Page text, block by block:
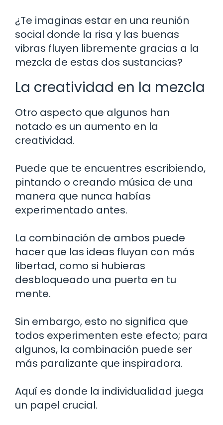
¿Te imaginas estar en una reunión
social donde la risa y las buenas
vibras fluyen libremente gracias a la
mezcla de estas dos sustancias?
La creatividad en la mezcla
Otro aspecto que algunos han
notado es un aumento en la
creatividad.
Puede que te encuentres escribiendo,
pintando o creando música de una
manera que nunca habías
experimentado antes.
La combinación de ambos puede
hacer que las ideas fluyan con más
libertad, como si hubieras
desbloqueado una puerta en tu
mente.
Sin embargo, esto no significa que
todos experimenten este efecto; para
algunos, la combinación puede ser
más paralizante que inspiradora.
Aquí es donde la individualidad juega
un papel crucial.